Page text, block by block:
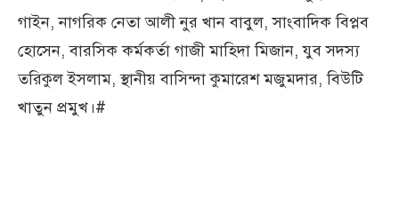
গাইন, নাগরিক নেতা আলী নুর খান বাবুল, সাংবাদিক বিপ্লব
হোসেন, বারসিক কর্মকর্তা গাজী মাহিদা মিজান, যুব সদস্য
তরিকুল ইসলাম, স্থানীয় বাসিন্দা কুমারেশ মজুমদার, বিউটি
খাতুন প্রমুখ।#